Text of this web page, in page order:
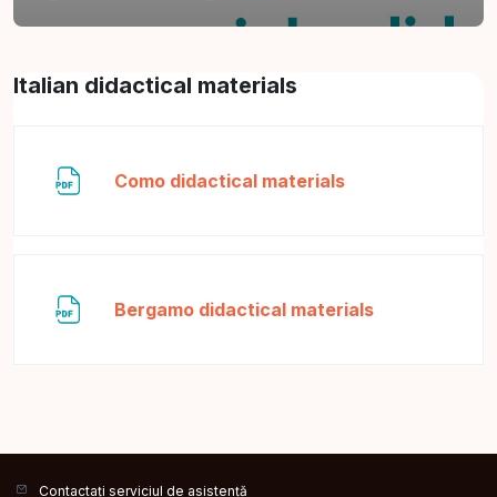
Contur secțiune
Italian didactical materials
Como didactical materialsFișier
Bergamo didactical materialsFișier
Contactați serviciul de asistență